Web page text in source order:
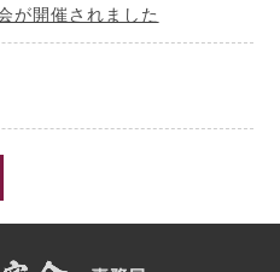
が開催されました